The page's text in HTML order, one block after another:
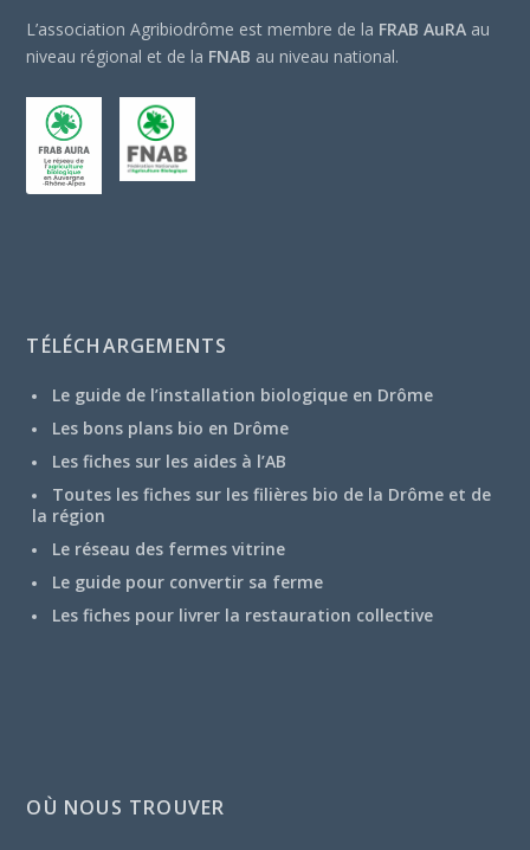
L’association Agribiodrôme est membre de la FRAB AuRA au
niveau régional et de la FNAB au niveau national.
TÉLÉCHARGEMENTS
Le guide de l’installation biologique en Drôme
Les bons plans bio en Drôme
Les fiches sur les aides à l’AB
Toutes les fiches sur les filières bio de la Drôme et de
la région
Le réseau des fermes vitrine
Le guide pour convertir sa ferme
Les fiches pour livrer la restauration collective
OÙ NOUS TROUVER